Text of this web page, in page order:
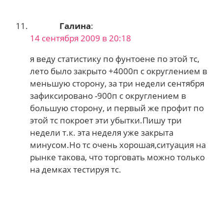
Галина:
14 сентября 2009 в 20:18
я веду статистику по фунтоене по этой тс,
лето было закрыто +4000п с округлением в
меньшую сторону, за три недели сентября
зафиксировано -900п с округлением в
большую сторону, и первый же профит по
этой тс покроет эти убытки.Пишу три
недели т.к. эта неделя уже закрыта
минусом.Но тс очень хорошая,ситуация на
рынке такова, что торговать можно только
на демках тестируя тс.